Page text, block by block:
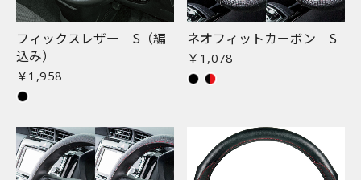
フィックスレザー S（編
込み）
￥1,958
ネオフィットカーボン S
￥1,078